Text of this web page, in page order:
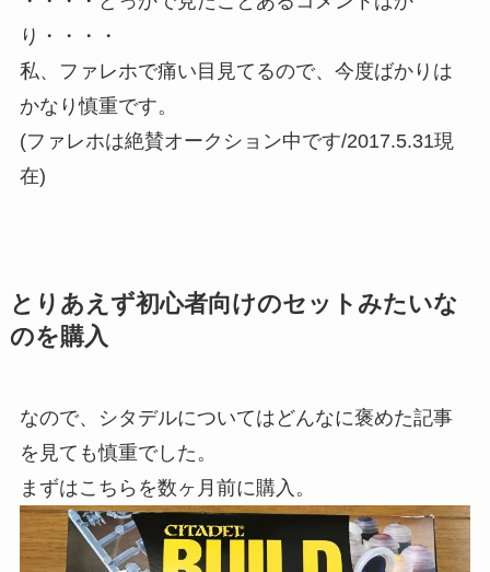
り・・・・
私、ファレホで痛い目見てるので、今度ばかりは
かなり慎重です。
(ファレホは絶賛オークション中です/2017.5.31現
在)
とりあえず初心者向けのセットみたいな
のを購入
なので、シタデルについてはどんなに褒めた記事
を見ても慎重でした。
まずはこちらを数ヶ月前に購入。